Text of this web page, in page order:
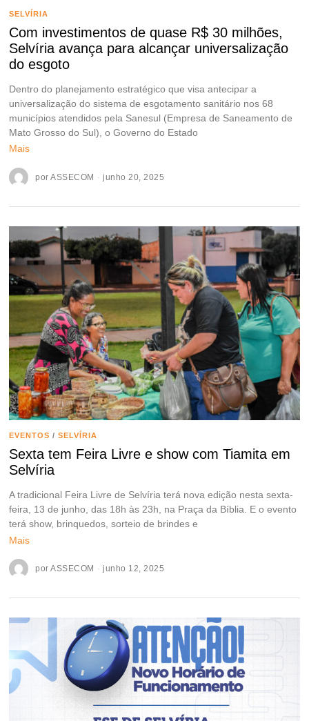
SELVÍRIA
Com investimentos de quase R$ 30 milhões,
Selvíria avança para alcançar universalização
do esgoto
Dentro do planejamento estratégico que visa antecipar a
universalização do sistema de esgotamento sanitário nos 68
municípios atendidos pela Sanesul (Empresa de Saneamento de
Mato Grosso do Sul), o Governo do Estado
Mais
porASSECOM junho 20, 2025
EVENTOS / SELVÍRIA
Sexta tem Feira Livre e show com Tiamita em
Selvíria
A tradicional Feira Livre de Selvíria terá nova edição nesta sexta-
feira, 13 de junho, das 18h às 23h, na Praça da Bíblia. E o evento
terá show, brinquedos, sorteio de brindes e
Mais
porASSECOM junho 12, 2025